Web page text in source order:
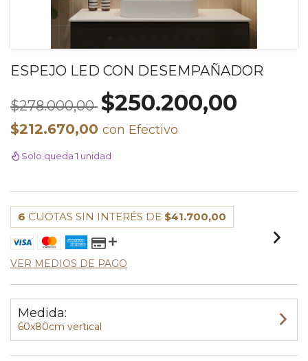
ESPEJO LED CON DESEMPAÑADOR
$278.000,00 $250.200,00
$212.670,00 con Efectivo
Solo queda 1 unidad
6 CUOTAS SIN INTERÉS DE $41.700,00
VER MEDIOS DE PAGO
Medida:
60x80cm vertical